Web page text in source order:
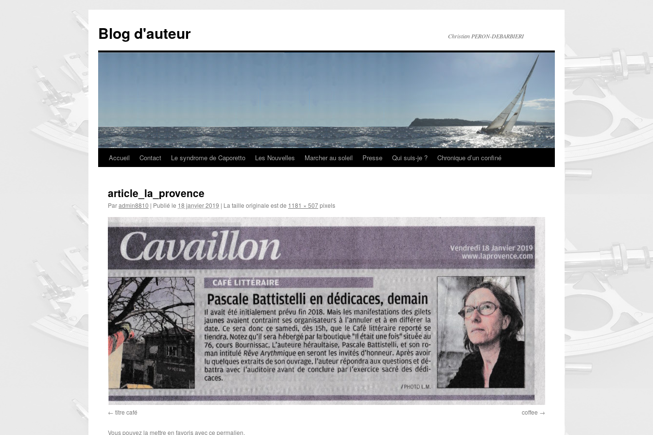
contenu
Blog d'auteur Christian PERON-DEBARBIERI
Accueil Contact Le syndrome de Caporetto Les Nouvelles Marcher au soleil Presse Qui suis-je ? Chronique d’un confiné
article_la_provence
Paradmin8810 | Publié le 18 janvier 2019 | La taille originale est de 1181 × 507pixels
titre café coffee
Vous pouvez la mettre en favoris avecce permalien.